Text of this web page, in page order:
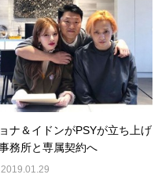
ナ＆イドンがPSYが立ち上げ
務所と専属契約へ
2019.01.29